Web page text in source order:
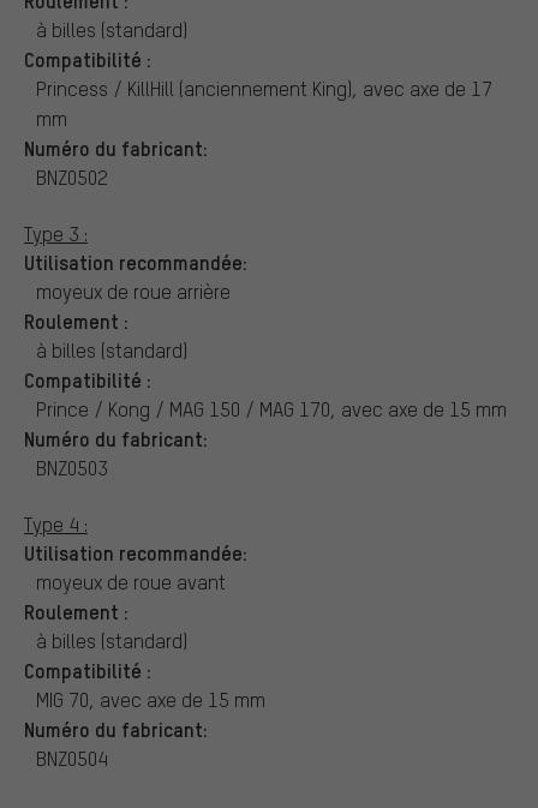
à billes (standard)
Compatibilité :
Princess / KillHill (anciennement King), avec axe de 17
mm
Numéro du fabricant:
BNZ0502
Type 3 :
Utilisation recommandée:
moyeux de roue arrière
Roulement :
à billes (standard)
Compatibilité :
Prince / Kong / MAG 150 / MAG 170, avec axe de 15 mm
Numéro du fabricant:
BNZ0503
Type 4 :
Utilisation recommandée:
moyeux de roue avant
Roulement :
à billes (standard)
Compatibilité :
MIG 70, avec axe de 15 mm
Numéro du fabricant:
BNZ0504